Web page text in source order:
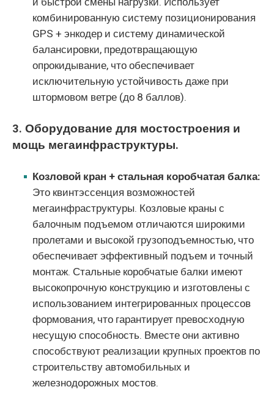
комбинированную систему позиционирования
GPS + энкодер и систему динамической
балансировки, предотвращающую
опрокидывание, что обеспечивает
исключительную устойчивость даже при
штормовом ветре (до 8 баллов).
3. Оборудование для мостостроения и
мощь мегаинфраструктуры.
Козловой кран + стальная коробчатая балка:
Это квинтэссенция возможностей
мегаинфраструктуры. Козловые краны с
балочным подъемом отличаются широкими
пролетами и высокой грузоподъемностью, что
обеспечивает эффективный подъем и точный
монтаж. Стальные коробчатые балки имеют
высокопрочную конструкцию и изготовлены с
использованием интегрированных процессов
формования, что гарантирует превосходную
несущую способность. Вместе они активно
способствуют реализации крупных проектов по
строительству автомобильных и
железнодорожных мостов.